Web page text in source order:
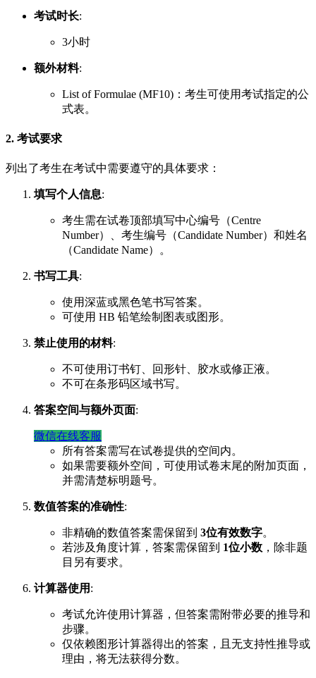
考试时长:
3小时
额外材料:
List of Formulae (MF10)：考生可使用考试指定的公
式表。
2. 考试要求
列出了考生在考试中需要遵守的具体要求：
填写个人信息:
考生需在试卷顶部填写中心编号（Centre
Number）、考生编号（Candidate Number）和姓名
（Candidate Name）。
书写工具:
使用深蓝或黑色笔书写答案。
可使用 HB 铅笔绘制图表或图形。
禁止使用的材料:
不可使用订书钉、回形针、胶水或修正液。
不可在条形码区域书写。
答案空间与额外页面:
微信在线客服
所有答案需写在试卷提供的空间内。
如果需要额外空间，可使用试卷末尾的附加页面，
并需清楚标明题号。
数值答案的准确性:
非精确的数值答案需保留到 3位有效数字。
若涉及角度计算，答案需保留到 1位小数 ，除非题
目另有要求。
计算器使用 :
考试允许使用计算器，但答案需附带必要的推导和
步骤。
仅依赖图形计算器得出的答案，且无支持性推导或
理由，将无法获得分数。